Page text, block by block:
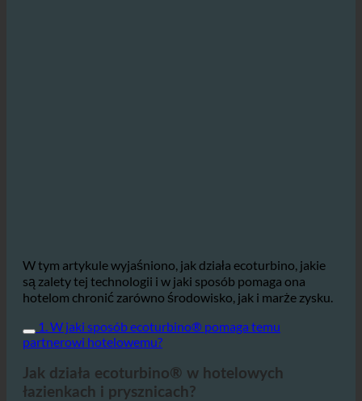
W tym artykule wyjaśniono, jak działa ecoturbino, jakie
są zalety tej technologii i w jaki sposób pomaga ona
hotelom chronić zarówno środowisko, jak i marże zysku.
1. W jaki sposób ecoturbino® pomaga temu
partnerowi hotelowemu?